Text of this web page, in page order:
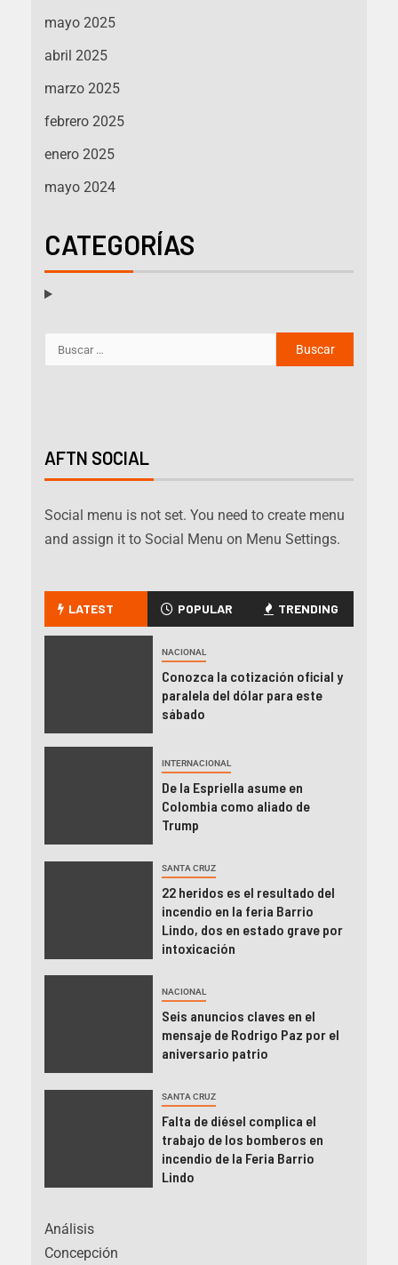
mayo 2025
abril 2025
marzo 2025
febrero 2025
enero 2025
mayo 2024
CATEGORÍAS
AFTN SOCIAL
Social menu is not set. You need to create menu
and assign it to Social Menu on Menu Settings.
LATEST POPULAR TRENDING
NACIONAL
Conozca la cotización oficial y
paralela del dólar para este
sábado
INTERNACIONAL
De la Espriella asume en
Colombia como aliado de
Trump
SANTA CRUZ
22 heridos es el resultado del
incendio en la feria Barrio
Lindo, dos en estado grave por
intoxicación
NACIONAL
Seis anuncios claves en el
mensaje de Rodrigo Paz por el
aniversario patrio
SANTA CRUZ
Falta de diésel complica el
trabajo de los bomberos en
incendio de la Feria Barrio
Lindo
Análisis
Concepción